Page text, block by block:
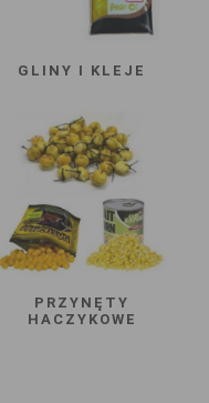
GLINY I KLEJE
PRZYNĘTY
HACZYKOWE